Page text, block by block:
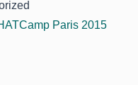
Paris 2015